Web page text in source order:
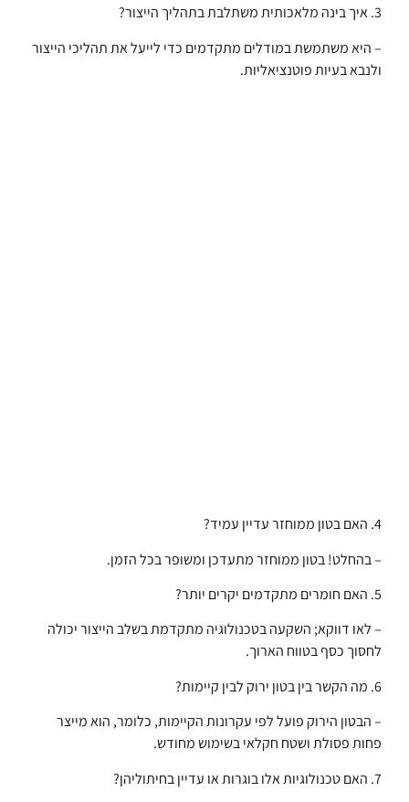
3. איך בינה מלאכותית משתלבת בתהליך הייצור?
– היא משתמשת במודלים מתקדמים כדי לייעל את תהליכי הייצור
ולנבא בעיות פוטנציאליות.
4. האם בטון ממוחזר עדיין עמיד?
– בהחלט! בטון ממוחזר מתעדכן ומשופר בכל הזמן.
5. האם חומרים מתקדמים יקרים יותר?
– לאו דווקא; השקעה בטכנולוגיה מתקדמת בשלב הייצור יכולה
לחסוך כסף בטווח הארוך.
6. מה הקשר בין בטון ירוק לבין קיימות?
– הבטון הירוק פועל לפי עקרונות הקיימות, כלומר, הוא מייצר
פחות פסולת ושטח חקלאי בשימוש מחודש.
7. האם טכנולוגיות אלו בוגרות או עדיין בחיתוליהן?